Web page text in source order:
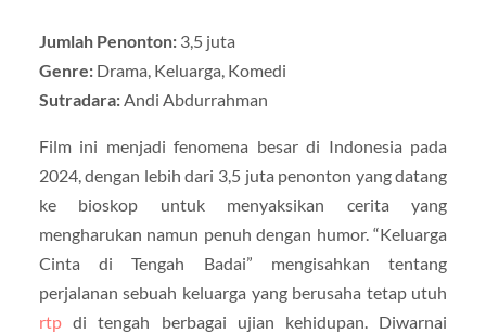
Jumlah Penonton:3,5 juta
Genre:Drama, Keluarga, Komedi
Sutradara:Andi Abdurrahman
Film ini menjadi fenomena besar di Indonesia pada
2024, dengan lebih dari 3,5 juta penonton yang datang
ke bioskop untuk menyaksikan cerita yang
mengharukan namun penuh dengan humor. “Keluarga
Cinta di Tengah Badai” mengisahkan tentang
perjalanan sebuah keluarga yang berusaha tetap utuh
rtpdi tengah berbagai ujian kehidupan. Diwarnai